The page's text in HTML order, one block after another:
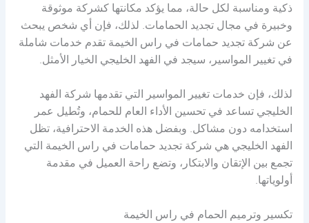
ذكية ومناسبة لكل حالة، مما يؤكد مكانتها كشركة موثوقة
وخبيرة في مجال تجديد الحمامات. لذلك، فإن أي شخص يبحث
عن شركة تجديد حمامات في راس الخيمة تقدم خدمات شاملة
في تغيير المواسير، سيجد في الفهد الخليجي الخيار الأمثل.
لذلك، فإن خدمات تغيير المواسير التي تقدمها شركة الفهد
الخليجي تساعد في تحسين الأداء العام للحمام، وتُطيل عمر
استخدامه دون مشاكل. وبفضل هذه الخدمة الاحترافية، تظل
الفهد الخليجي هي شركة تجديد حمامات في راس الخيمة التي
تجمع بين الإتقان والابتكار، وتضع راحة العميل في مقدمة
أولوياتها.
تكسير وترميم الحمام في راس الخيمة